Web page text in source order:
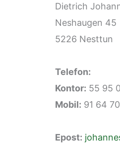
Dietrich
Neshaugen 45
5226 Nesttun
Telefon:
Kontor: 55 95
Mobil: 91 64
Epost: